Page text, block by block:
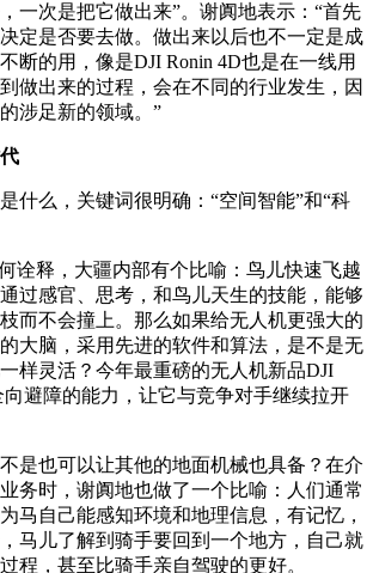
一次是把它做出来”。谢阗地表示：“首先
定是否要去做。做出来以后也不一定是成
断的用，像是DJI Ronin 4D也是在一线用
做出来的过程，会在不同的行业发生，因
涉足新的领域。”
什么，关键词很明确：“空间智能”和“科
诠释，大疆内部有个比喻：鸟儿快速飞越
过感官、思考，和鸟儿天生的技能，能够
而不会撞上。那么如果给无人机更强大的
大脑，采用先进的软件和算法，是不是无
样灵活？今年最重磅的无人机新品DJI
向避障的能力，让它与竞争对手继续拉开
是也可以让其他的地面机械也具备？在介
务时，谢阗地也做了一个比喻：人们通常
马自己能感知环境和地理信息，有记忆，
马儿了解到骑手要回到一个地方，自己就
程，甚至比骑手亲自驾驶的更好。